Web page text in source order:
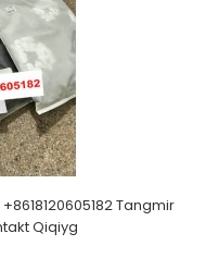
Tangmir
Qiqiyg